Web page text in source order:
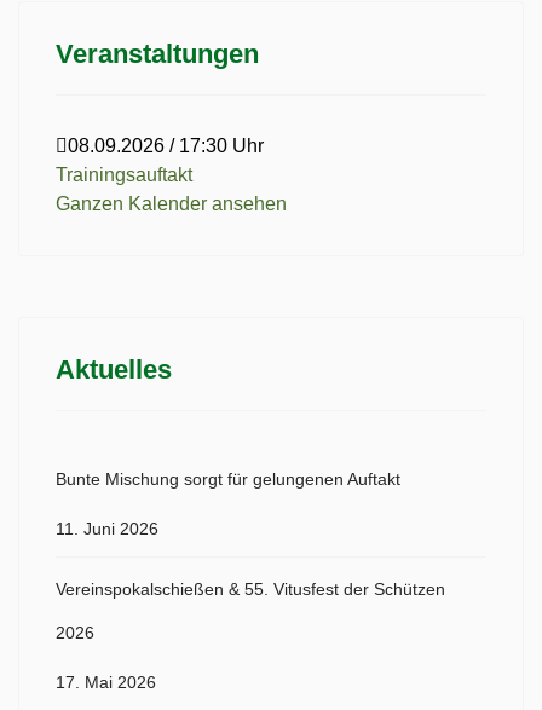
Veranstaltungen
08.09.2026 / 17:30 Uhr
Trainingsauftakt
Ganzen Kalender ansehen
Aktuelles
Bunte Mischung sorgt für gelungenen Auftakt
11. Juni 2026
Vereinspokalschießen & 55. Vitusfest der Schützen
2026
17. Mai 2026